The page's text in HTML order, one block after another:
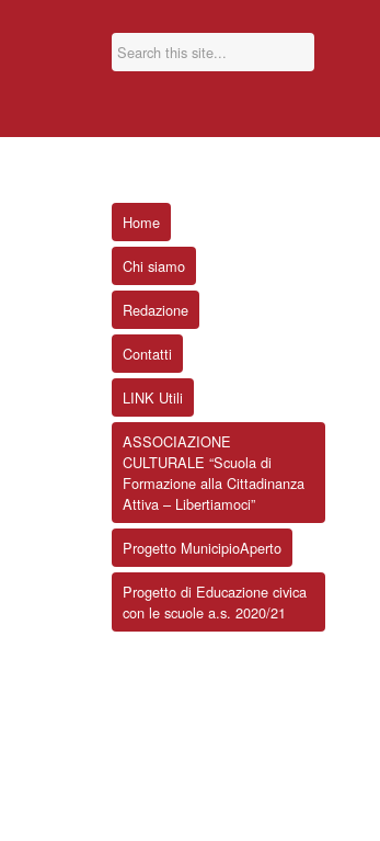
Home
Chi siamo
Redazione
Contatti
LINK Utili
ASSOCIAZIONE
CULTURALE “Scuola di
Formazione alla Cittadinanza
Attiva – Libertiamoci”
Progetto MunicipioAperto
Progetto di Educazione civica
con le scuole a.s. 2020/21